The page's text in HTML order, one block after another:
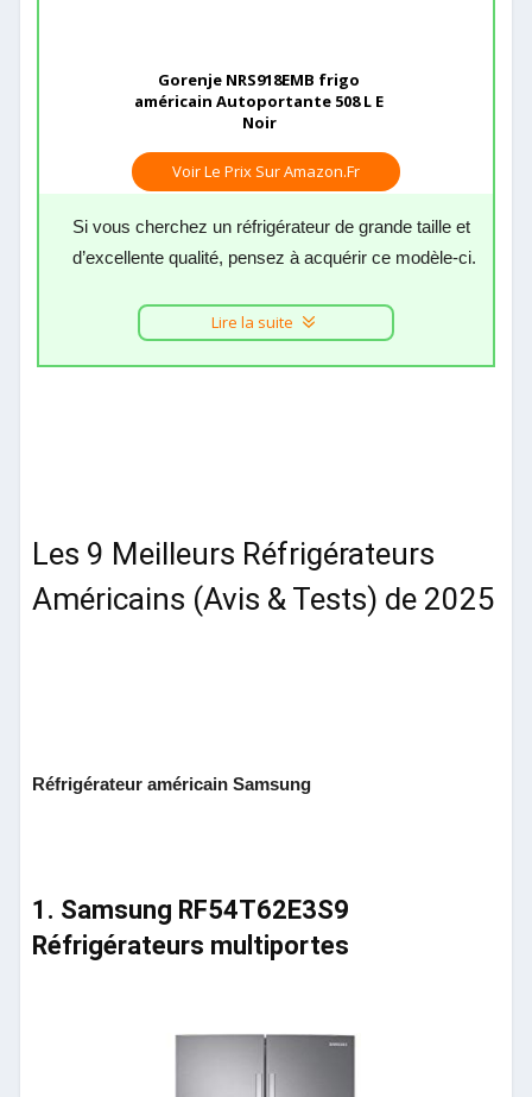
Gorenje NRS918EMB frigo
américain Autoportante 508 L E
Noir
Voir Le Prix Sur Amazon.fr
Si vous cherchez un réfrigérateur de grande taille et
d’excellente qualité, pensez à acquérir ce modèle-ci.
Lire la suite
Les 9 Meilleurs Réfrigérateurs
Américains (Avis & Tests) de 2025
Réfrigérateur américain Samsung
1. Samsung RF54T62E3S9
Réfrigérateurs multiportes